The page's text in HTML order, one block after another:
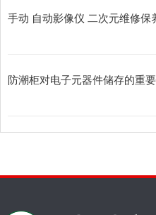
手动 自动影像仪 二次元维修
防潮柜对电子元器件储存的重要